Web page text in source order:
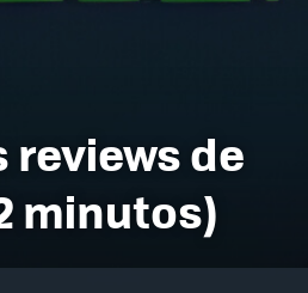
de
minutos)